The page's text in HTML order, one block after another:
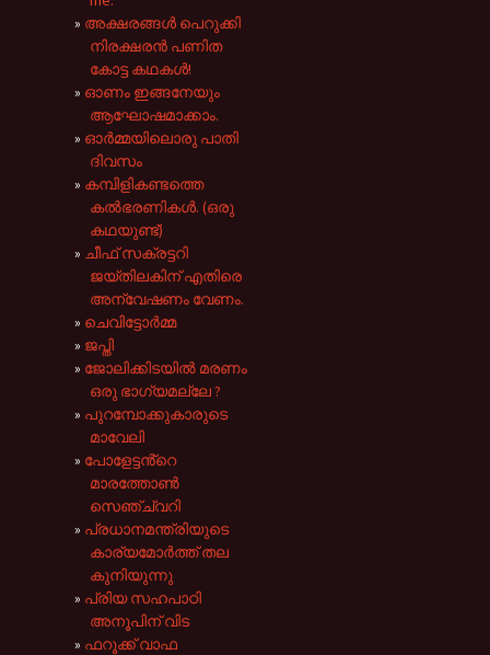
അക്ഷരങ്ങൾ പെറുക്കി
നിരക്ഷരൻ പണിത
കോട്ട കഥകൾ!
ഓണം ഇങ്ങനേയും
ആഘോഷമാക്കാം.
ഓർമ്മയിലൊരു പാതി
ദിവസം
കമ്പിളികണ്ടത്തെ
കൽഭരണികൾ. (ഒരു
കഥയുണ്ട്)
ചീഫ് സക്രട്ടറി
ജയ്തിലകിന് എതിരെ
അന്വേഷണം വേണം.
ചെവിട്ടോർമ്മ
ജപ്തി
ജോലിക്കിടയിൽ മരണം
ഒരു ഭാഗ്യമല്ലേ ?
പുറമ്പോക്കുകാരുടെ
മാവേലി
പോളേട്ടൻ്റെ
മാരത്തോൺ
സെഞ്ച്വറി
പ്രധാനമന്ത്രിയുടെ
കാര്യമോർത്ത് തല
കുനിയുന്നു
പ്രിയ സഹപാഠി
അനൂപിന് വിട
ഫറൂക്ക് വാഫ